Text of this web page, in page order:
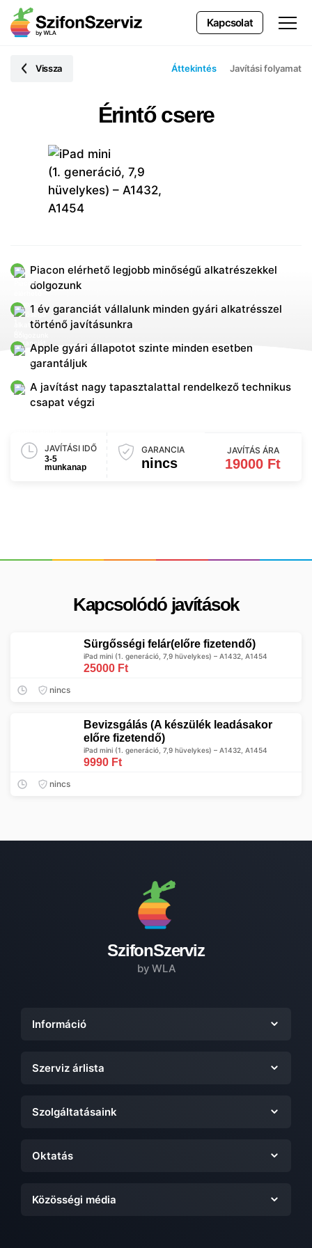
Kapcsolat
Vissza Áttekintés Javítási folyamat
Érintő csere
Piacon elérhető legjobb minőségű alkatrészekkel
dolgozunk
1 év garanciát vállalunk minden gyári alkatrésszel
történő javításunkra
Apple gyári állapotot szinte minden esetben
garantáljuk
A javítást nagy tapasztalattal rendelkező technikus
csapat végzi
JAVÍTÁSI IDŐ
3-5
munkanap
GARANCIA
nincs
JAVÍTÁS ÁRA
19000 Ft
Kapcsolódó javítások
Sürgősségi felár(előre fizetendő)
iPad mini (1. generáció, 7,9 hüvelykes) – A1432, A1454
25000 Ft
nincs
Bevizsgálás (A készülék leadásakor
előre fizetendő)
iPad mini (1. generáció, 7,9 hüvelykes) – A1432, A1454
9990 Ft
nincs
SzifonSzerviz
by WLA
Információ
Szerviz árlista
Szolgáltatásaink
Oktatás
Közösségi média